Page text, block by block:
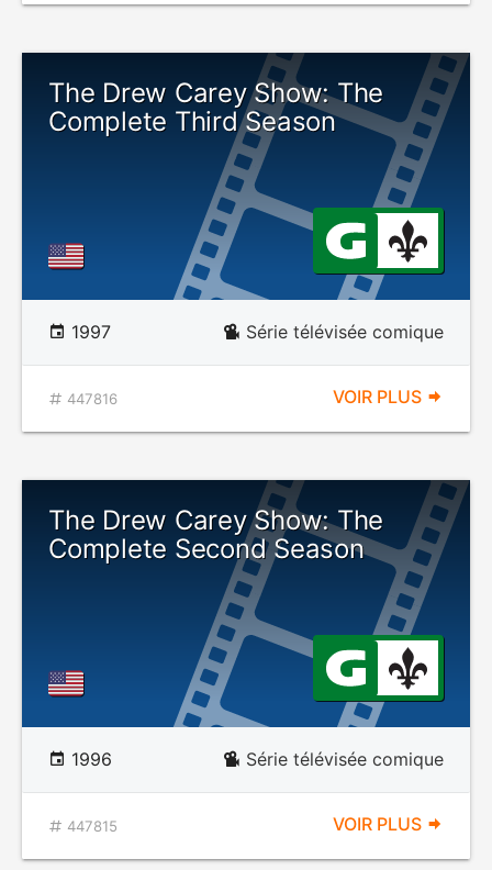
The Drew Carey Show: The
Complete Third Season
1997 Série télévisée comique
447816 VOIR PLUS
The Drew Carey Show: The
Complete Second Season
1996 Série télévisée comique
447815 VOIR PLUS